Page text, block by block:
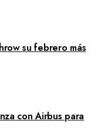
su febrero más
con Airbus para